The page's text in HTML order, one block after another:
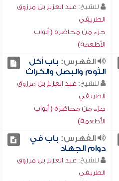
للشيخ: عبد العزيز بن مرزوق
الطريفي
جزء من محاضرة ( أبواب
الأطعمة)
الفهرس: باب أكل
الثوم والبصل والكراث
للشيخ: عبد العزيز بن مرزوق
الطريفي
جزء من محاضرة ( أبواب
الأطعمة)
الفهرس: باب في
دوام الجهاد
للشيخ: عبد العزيز بن مرزوق
الطريفي